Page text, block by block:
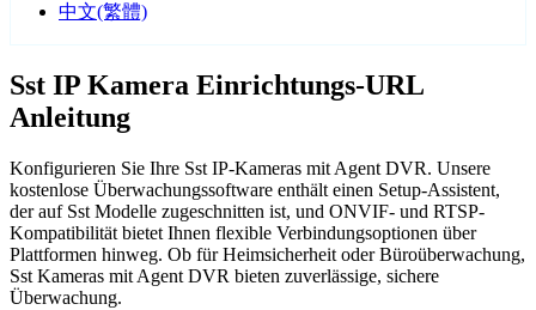
中文(繁體)
Sst IP Kamera Einrichtungs-URL
Anleitung
Konfigurieren Sie Ihre Sst IP-Kameras mit Agent DVR. Unsere
kostenlose Überwachungssoftware enthält einen Setup-Assistent,
der auf Sst Modelle zugeschnitten ist, und ONVIF- und RTSP-
Kompatibilität bietet Ihnen flexible Verbindungsoptionen über
Plattformen hinweg. Ob für Heimsicherheit oder Büroüberwachung,
Sst Kameras mit Agent DVR bieten zuverlässige, sichere
Überwachung.